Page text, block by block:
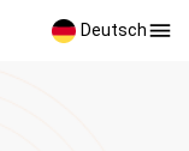
Deutsch